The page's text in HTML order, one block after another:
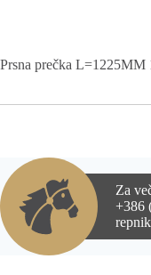
Prsna prečka L=1225MM
Za
+386